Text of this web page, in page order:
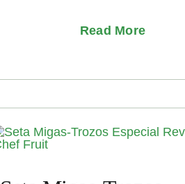
Read More